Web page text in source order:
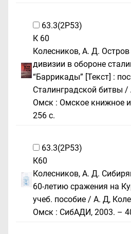
63.3(2Р53)
К 60
Колесников, А. Д.
дивизии в обороне
“Баррикады” [Текст] :
Сталинградской битвы
Омск : Омское книжное
256 с.
63.3(2Р53)
К60
Колесников, А. Д.
60-летию сражения на
учеб. пособие / А. Д,
Омск : СибАДИ, 2003. –